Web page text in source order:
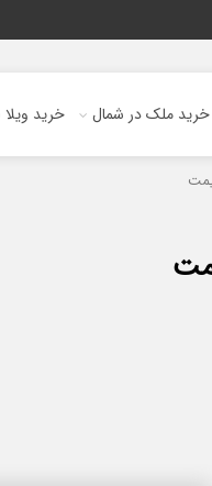
خرید ملک در شمال خرید